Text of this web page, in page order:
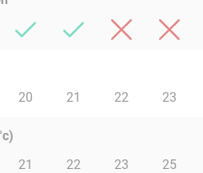
20 21 22 23
21 22 23 25